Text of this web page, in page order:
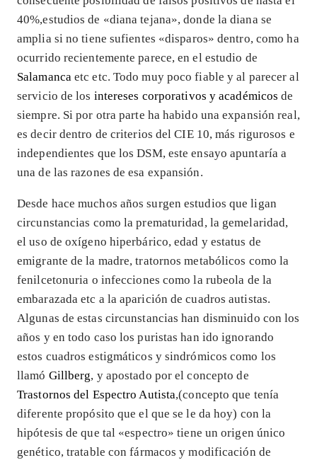
40%,estudios de «diana tejana», donde la diana se
amplia si no tiene sufientes «disparos» dentro, como ha
ocurrido recientemente parece, en el estudio de
Salamancaetc etc. Todo muy poco fiable y al parecer al
servicio de los intereses corporativos y académicos de
siempre. Si por otra parte ha habido una expansión real,
es decir dentro de criterios del CIE 10, más rigurosos e
independientes que los DSM, este ensayo apuntaría a
una de las razones de esa expansión.
Desde hace muchos años surgen estudios que ligan
circunstancias como la prematuridad, la gemelaridad,
el uso de oxígeno hiperbárico, edad y estatus de
emigrante de la madre, tratornos metabólicos como la
fenilcetonuria o infecciones como la rubeola de la
embarazada etc a la aparición de cuadros autistas.
Algunas de estas circunstancias han disminuido con los
años y en todo caso los puristas han ido ignorando
estos cuadros estigmáticos y sindrómicos como los
llamó Gillberg, y apostado por el concepto de
Trastornos del Espectro Autista,(concepto que tenía
diferente propósito que el que se le da hoy) con la
hipótesis de que tal «espectro» tiene un origen único
genético, tratable con fármacos y modificación de